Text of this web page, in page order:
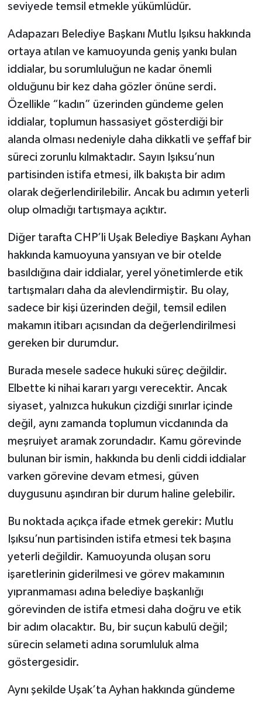
seviyede temsil etmekle yükümlüdür.
Adapazarı Belediye Başkanı Mutlu Işıksu hakkında
ortaya atılan ve kamuoyunda geniş yankı bulan
iddialar, bu sorumluluğun ne kadar önemli
olduğunu bir kez daha gözler önüne serdi.
Özellikle “kadın” üzerinden gündeme gelen
iddialar, toplumun hassasiyet gösterdiği bir
alanda olması nedeniyle daha dikkatli ve şeffaf bir
süreci zorunlu kılmaktadır. Sayın Işıksu’nun
partisinden istifa etmesi, ilk bakışta bir adım
olarak değerlendirilebilir. Ancak bu adımın yeterli
olup olmadığı tartışmaya açıktır.
Diğer tarafta CHP’li Uşak Belediye Başkanı Ayhan
hakkında kamuoyuna yansıyan ve bir otelde
basıldığına dair iddialar, yerel yönetimlerde etik
tartışmaları daha da alevlendirmiştir. Bu olay,
sadece bir kişi üzerinden değil, temsil edilen
makamın itibarı açısından da değerlendirilmesi
gereken bir durumdur.
Burada mesele sadece hukuki süreç değildir.
Elbette ki nihai kararı yargı verecektir. Ancak
siyaset, yalnızca hukukun çizdiği sınırlar içinde
değil, aynı zamanda toplumun vicdanında da
meşruiyet aramak zorundadır. Kamu görevinde
bulunan bir ismin, hakkında bu denli ciddi iddialar
varken görevine devam etmesi, güven
duygusunu aşındıran bir durum haline gelebilir.
Bu noktada açıkça ifade etmek gerekir: Mutlu
Işıksu’nun partisinden istifa etmesi tek başına
yeterli değildir. Kamuoyunda oluşan soru
işaretlerinin giderilmesi ve görev makamının
yıpranmaması adına belediye başkanlığı
görevinden de istifa etmesi daha doğru ve etik
bir adım olacaktır. Bu, bir suçun kabulü değil;
sürecin selameti adına sorumluluk alma
göstergesidir.
Aynı şekilde Uşak’ta Ayhan hakkında gündeme